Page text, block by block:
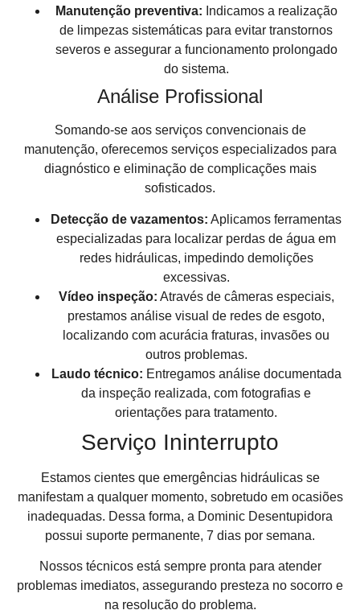
Manutenção preventiva: Indicamos a realização
de limpezas sistemáticas para evitar transtornos
severos e assegurar a funcionamento prolongado
do sistema.
Análise Profissional
Somando-se aos serviços convencionais de
manutenção, oferecemos serviços especializados para
diagnóstico e eliminação de complicações mais
sofisticados.
Detecção de vazamentos: Aplicamos ferramentas
especializadas para localizar perdas de água em
redes hidráulicas, impedindo demolições
excessivas.
Vídeo inspeção: Através de câmeras especiais,
prestamos análise visual de redes de esgoto,
localizando com acurácia fraturas, invasões ou
outros problemas.
Laudo técnico: Entregamos análise documentada
da inspeção realizada, com fotografias e
orientações para tratamento.
Serviço Ininterrupto
Estamos cientes que emergências hidráulicas se
manifestam a qualquer momento, sobretudo em ocasiões
inadequadas. Dessa forma, a Dominic Desentupidora
possui suporte permanente, 7 dias por semana.
Nossos técnicos está sempre pronta para atender
problemas imediatos, assegurando presteza no socorro e
na resolução do problema.